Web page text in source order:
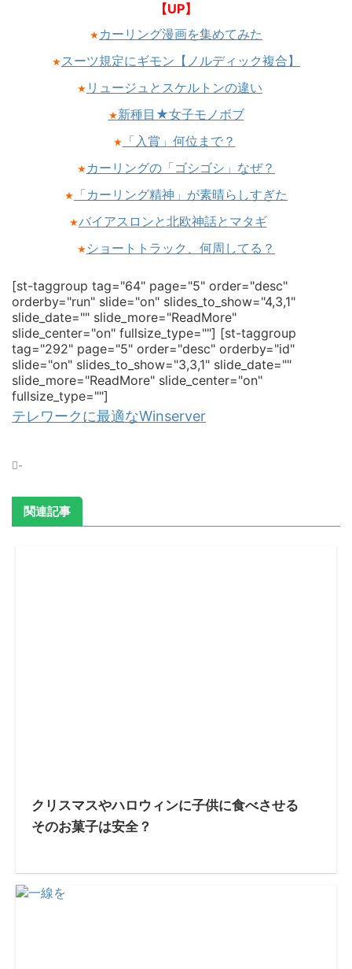
【UP】
★ カーリング漫画を集めてみた
★スーツ規定にギモン【ノルディック複合】
★ リュージュとスケルトンの違い
★新種目★女子モノボブ
★ 「入賞」何位まで？
★ カーリングの「ゴシゴシ」なぜ？
★ 「カーリング精神」が素晴らしすぎた
★バイアスロンと北欧神話とマタギ
★ ショートトラック、何周してる？
[st-taggroup tag="64" page="5" order="desc"
orderby="run" slide="on" slides_to_show="4,3,1"
slide_date="" slide_more="ReadMore"
slide_center="on" fullsize_type=""] [st-taggroup
tag="292" page="5" order="desc" orderby="id"
slide="on" slides_to_show="3,3,1" slide_date=""
slide_more="ReadMore" slide_center="on"
fullsize_type=""]
テレワークに最適なWinserver
-
関連記事
クリスマスやハロウィンに子供に食べさせる
そのお菓子は安全？